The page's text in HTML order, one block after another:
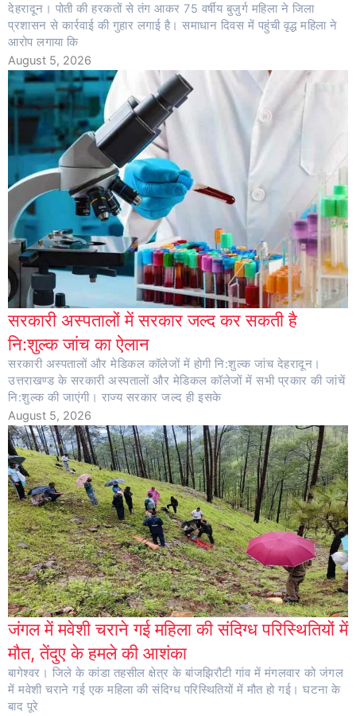
देहरादून। पोती की हरकतों से तंग आकर 75 वर्षीय बुजुर्ग महिला ने जिला
प्रशासन से कार्रवाई की गुहार लगाई है। समाधान दिवस में पहुंची वृद्ध महिला ने
आरोप लगाया कि
August 5, 2026
सरकारी अस्पतालों में सरकार जल्द कर सकती है
नि:शुल्क जांच का ऐलान
सरकारी अस्पतालों और मेडिकल कॉलेजों में होगी नि:शुल्क जांच देहरादून।
उत्तराखण्ड के सरकारी अस्पतालों और मेडिकल कॉलेजों में सभी प्रकार की जांचें
नि:शुल्क की जाएंगी। राज्य सरकार जल्द ही इसके
August 5, 2026
जंगल में मवेशी चराने गई महिला की संदिग्ध परिस्थितियों में
मौत, तेंदुए के हमले की आशंका
बागेश्वर। जिले के कांडा तहसील क्षेत्र के बांजझिरौटी गांव में मंगलवार को जंगल
में मवेशी चराने गई एक महिला की संदिग्ध परिस्थितियों में मौत हो गई। घटना के
बाद पूरे